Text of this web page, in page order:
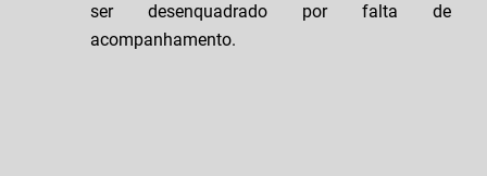
ser desenquadrado por falta de
acompanhamento.